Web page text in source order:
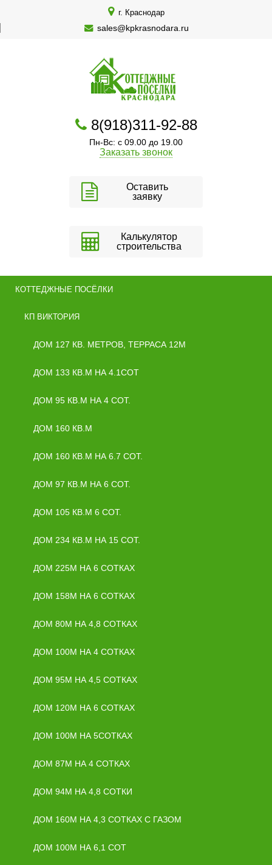
г. Краснодар
sales@kpkrasnodara.ru
8(918)311-92-88
Пн-Вс: с 09.00 до 19.00
Заказать звонок
Оставить
заявку
Калькулятор
строительства
КОТТЕДЖНЫЕ ПОСЁЛКИ
КП ВИКТОРИЯ
ДОМ 127 КВ. МЕТРОВ, ТЕРРАСА 12М
ДОМ 133 КВ.М НА 4.1СОТ
ДОМ 95 КВ.М НА 4 СОТ.
ДОМ 160 КВ.М
ДОМ 160 КВ.М НА 6.7 СОТ.
ДОМ 97 КВ.М НА 6 СОТ.
ДОМ 105 КВ.М 6 СОТ.
ДОМ 234 КВ.М НА 15 СОТ.
ДОМ 225М НА 6 СОТКАХ
ДОМ 158М НА 6 СОТКАХ
ДОМ 80М НА 4,8 СОТКАХ
ДОМ 100М НА 4 СОТКАХ
ДОМ 95М НА 4,5 СОТКАХ
ДОМ 120М НА 6 СОТКАХ
ДОМ 100М НА 5СОТКАХ
ДОМ 87М НА 4 СОТКАХ
ДОМ 94М НА 4,8 СОТКИ
ДОМ 160М НА 4,3 СОТКАХ С ГАЗОМ
ДОМ 100М НА 6,1 СОТ